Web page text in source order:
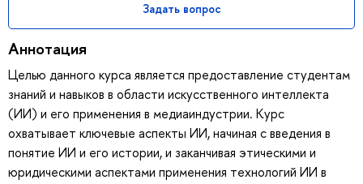
Задать вопрос
Аннотация
Целью данного курса является предоставление студентам
знаний и навыков в области искусственного интеллекта
(ИИ) и его применения в медиаиндустрии. Курс
охватывает ключевые аспекты ИИ, начиная с введения в
понятие ИИ и его истории, и заканчивая этическими и
юридическими аспектами применения технологий ИИ в